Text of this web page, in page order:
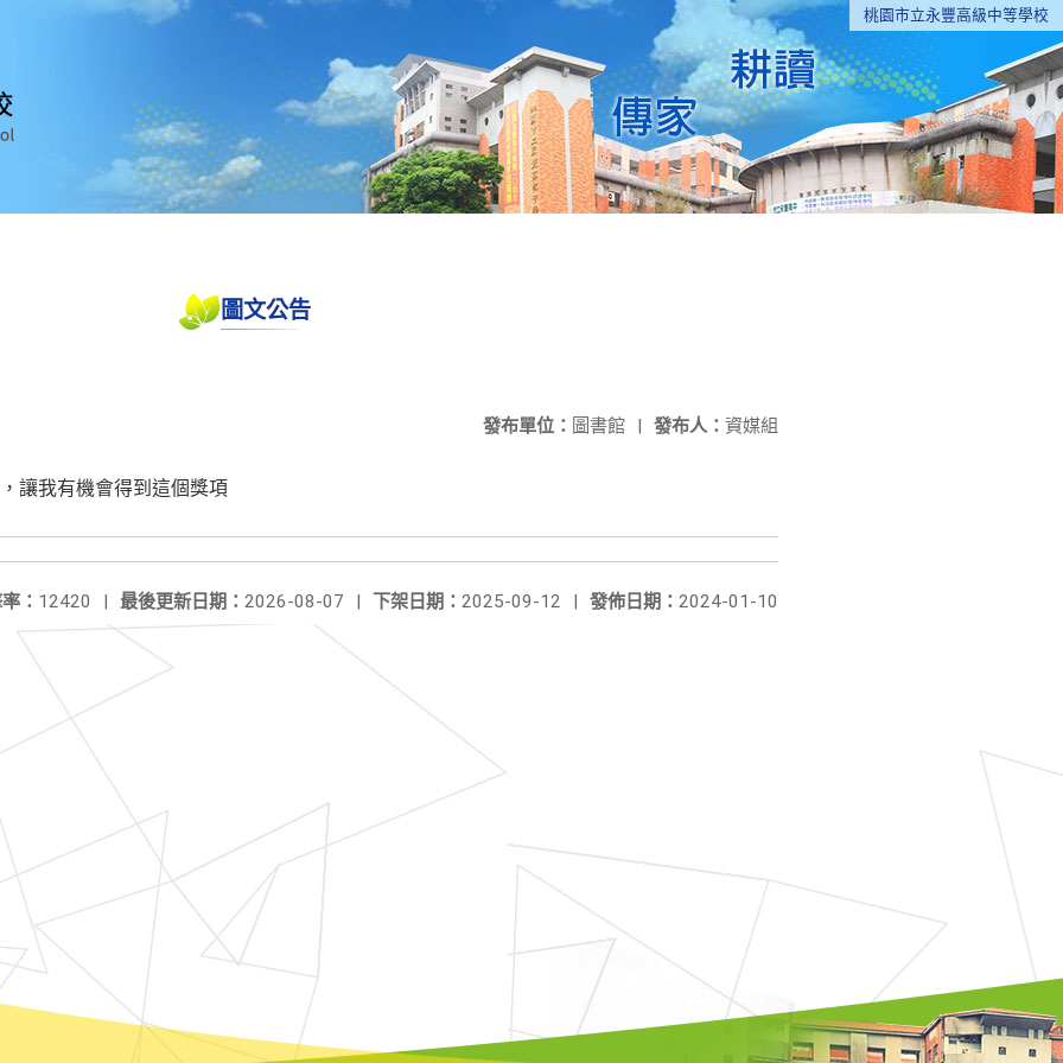
桃園市立永豐高級中等學校
圖文公告
發布人： 資媒組
發布單位： 圖書館 |
讓我有機會得到這個獎項
發佈日期： 2024-01-10
下架日期： 2025-09-12 |
最後更新日期： 2026-08-07 |
： 12420 |